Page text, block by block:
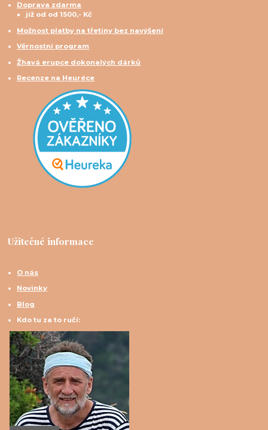
Doprava zdarma
již od od 1500,- Kč
Možnost platby na třetiny bez navýšení
Věrnostní program
Žhavá erupce dokonalých dárků
Recenze na Heuréce
Užitečné informace
O nás
Novinky
Blog
Kdo tu za to ručí: